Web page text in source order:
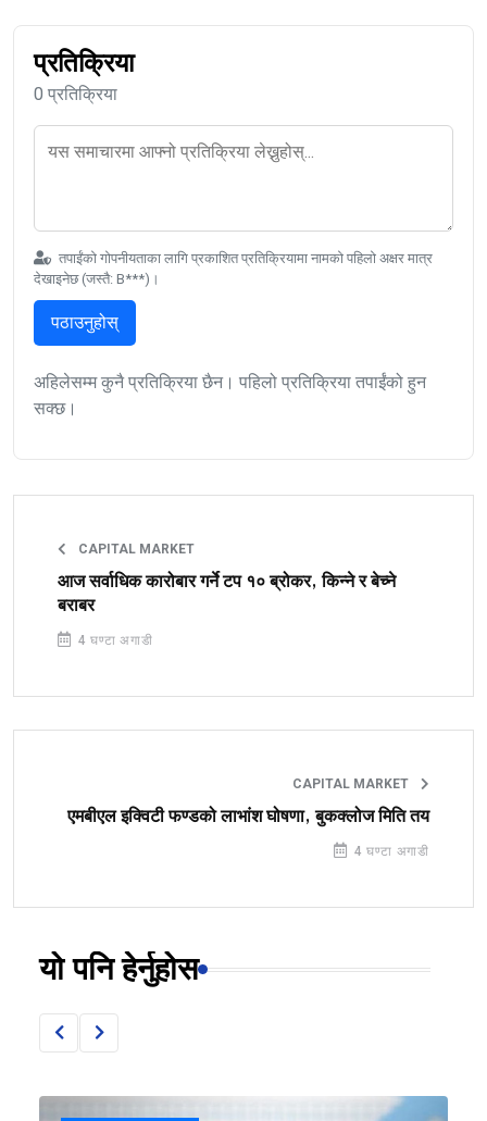
प्रतिक्रिया
0 प्रतिक्रिया
तपाईंको गोपनीयताका लागि प्रकाशित प्रतिक्रियामा नामको पहिलो अक्षर मात्र
देखाइनेछ (जस्तै: B***)।
पठाउनुहोस्
अहिलेसम्म कुनै प्रतिक्रिया छैन। पहिलो प्रतिक्रिया तपाईंको हुन
सक्छ।
CAPITAL MARKET
आज सर्वाधिक कारोबार गर्ने टप १० ब्रोकर, किन्ने र बेच्ने
बराबर
4 घण्टा अगाडी
CAPITAL MARKET
एमबीएल इक्विटी फण्डको लाभांश घोषणा, बुकक्लोज मिति तय
4 घण्टा अगाडी
यो पनि हेर्नुहोस